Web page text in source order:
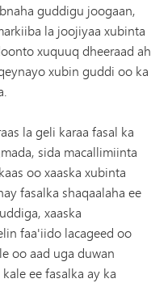
guddigu joogaan,
la joojiyaa xubinta
xuquuq dheeraad ah
xubin guddi oo ka
la geli karaa fasal ka
sida macallimiinta
oo xaaska xubinta
fasalka shaqaalaha ee
xaaska
faa'iido lacageed oo
oo aad uga duwan
ee fasalka ay ka